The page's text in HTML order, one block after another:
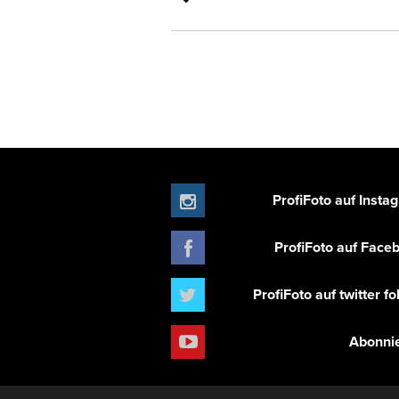
ProfiFoto auf
ProfiFoto auf
ProfiFoto auf twitter